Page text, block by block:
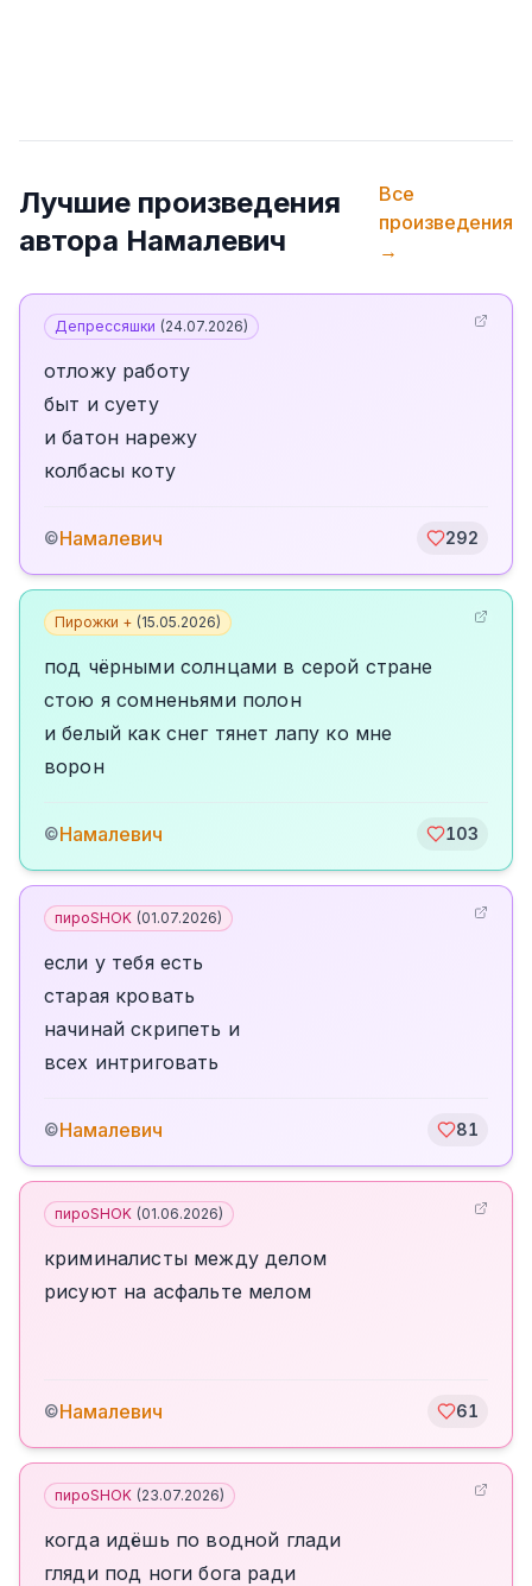
Лучшие произведения
автора Намалевич
Все
произведения
→
Депрессяшки (24.07.2026)
отложу работу
быт и суету
и батон нарежу
колбасы коту
©Намалевич 292
Пирожки + (15.05.2026)
под чёрными солнцами в серой стране
стою я сомненьями полон
и белый как снег тянет лапу ко мне
ворон
©Намалевич 103
пироSHOK (01.07.2026)
если у тебя есть
старая кровать
начинай скрипеть и
всех интриговать
©Намалевич 81
пироSHOK (01.06.2026)
криминалисты между делом
рисуют на асфальте мелом
©Намалевич 61
пироSHOK (23.07.2026)
когда идёшь по водной глади
гляди под ноги бога ради